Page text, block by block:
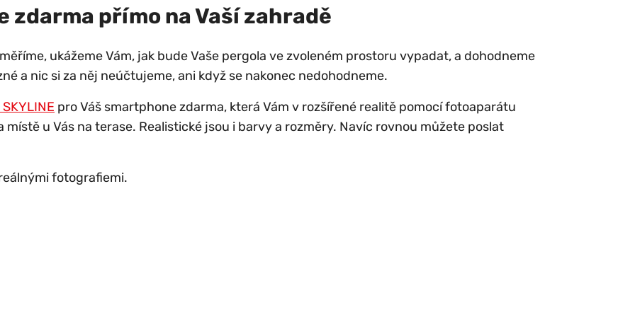
zdarma přímo na Vaší zahradě
ukážeme Vám, jak bude Vaše pergola ve zvoleném prostoru vypadat, a dohodneme
a nic si za něj neúčtujeme, ani když se nakonec nedohodneme.
pro Váš smartphone zdarma, která Vám v rozšířené realitě pomocí fotoaparátu
u Vás na terase. Realistické jsou i barvy a rozměry. Navíc rovnou můžete poslat
fotografiemi.